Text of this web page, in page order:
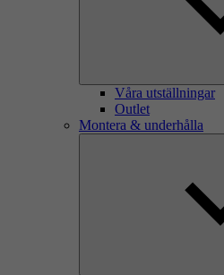
Våra utställningar
Outlet
Montera & underhålla